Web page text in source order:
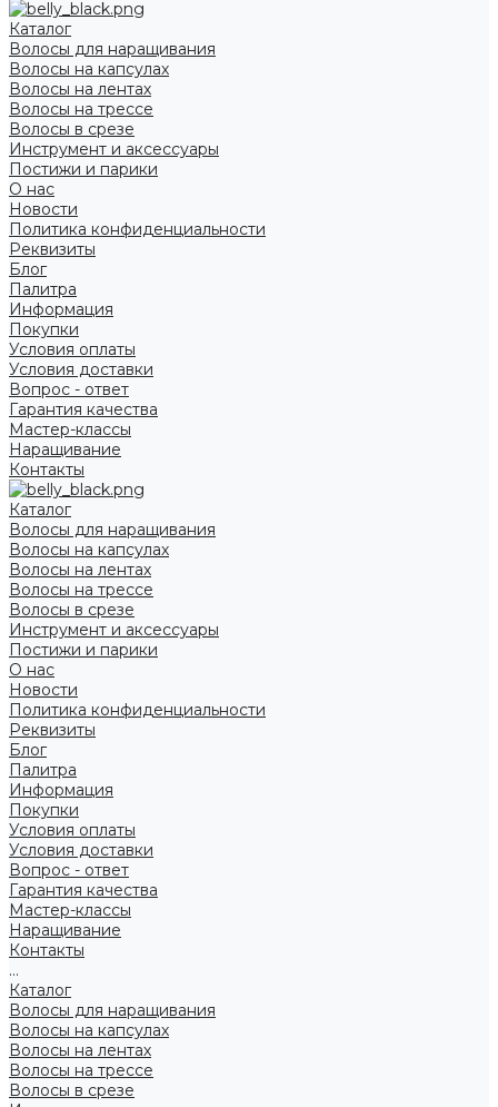
Каталог
Волосы для наращивания
Волосы на капсулах
Волосы на лентах
Волосы на трессе
Волосы в срезе
Инструмент и аксессуары
Постижи и парики
О нас
Новости
Политика конфиденциальности
Реквизиты
Блог
Палитра
Информация
Покупки
Условия оплаты
Условия доставки
Вопрос - ответ
Гарантия качества
Мастер-классы
Наращивание
Контакты
Каталог
Волосы для наращивания
Волосы на капсулах
Волосы на лентах
Волосы на трессе
Волосы в срезе
Инструмент и аксессуары
Постижи и парики
О нас
Новости
Политика конфиденциальности
Реквизиты
Блог
Палитра
Информация
Покупки
Условия оплаты
Условия доставки
Вопрос - ответ
Гарантия качества
Мастер-классы
Наращивание
Контакты
...
Каталог
Волосы для наращивания
Волосы на капсулах
Волосы на лентах
Волосы на трессе
Волосы в срезе